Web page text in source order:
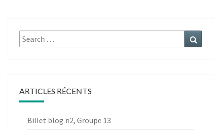
Search
for:
ARTICLES RÉCENTS
Billet blog n2, Groupe 13